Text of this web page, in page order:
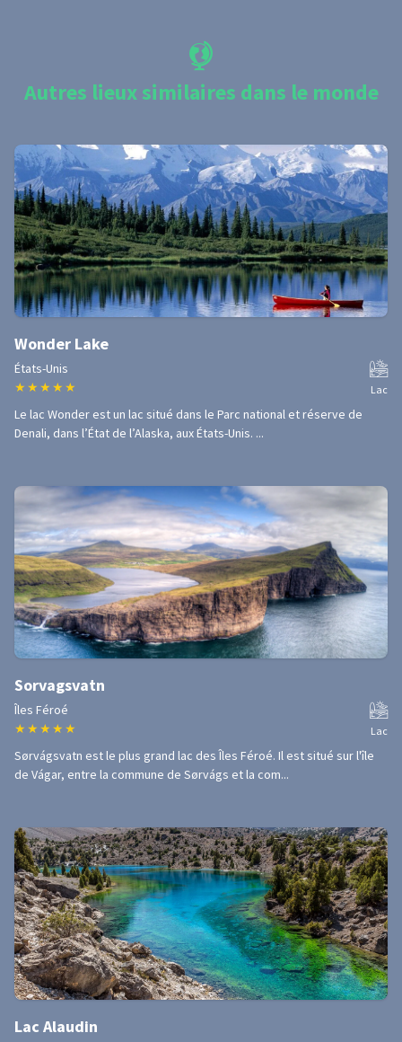
Autres lieux similaires dans le monde
Wonder Lake
États-Unis
★ ★ ★ ★ ★ Lac
Le lac Wonder est un lac situé dans le Parc national et réserve de
Denali, dans l’État de l’Alaska, aux États-Unis. ...
Sorvagsvatn
Îles Féroé
★ ★ ★ ★ ★ Lac
Sørvágsvatn est le plus grand lac des Îles Féroé. Il est situé sur l'île
de Vágar, entre la commune de Sørvágs et la com...
Lac Alaudin